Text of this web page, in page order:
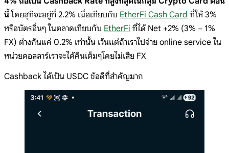
นี้โดยสุทิจะอยู่ที่ 2.2% เมื่อเทียบกับ EtherFi Cash Card ที่ให้ 3%
หรือบัตรอื่นๆ ในตลาดเทียบกับ EtherFi ที่ได้ Net +2% (3% − 1%
FX) ต่างกันแค่ 0.2% เท่านั้น เว้นแต่ถ้าเราไปจ่าย online service ใน
หน่วยดอลลาร์เราจะได้คืนเต็มๆโดยไม่เสีย FX
Cashback ได้เป็น USDC ข้อดีที่สำคัญมาก